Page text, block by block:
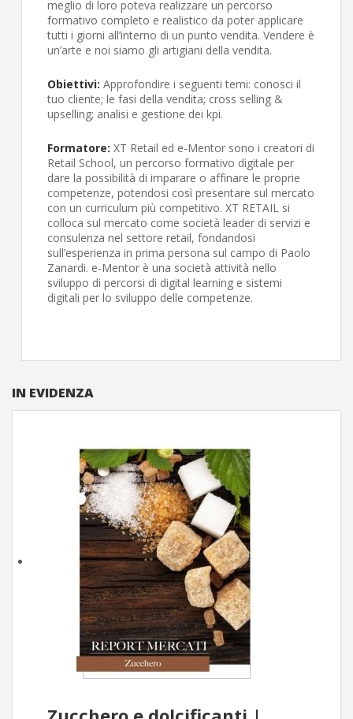
IN EVIDENZA
meglio di loro poteva realizzare un percorso
formativo completo e realistico da poter applicare
tutti i giorni all’interno di un punto vendita. Vendere è
un’arte e noi siamo gli artigiani della vendita.
Obiettivi: Approfondire i seguenti temi: conosci il
tuo cliente; le fasi della vendita; cross selling &
upselling; analisi e gestione dei kpi.
Formatore: XT Retail ed e-Mentor sono i creatori di
Retail School, un percorso formativo digitale per
dare la possibilità di imparare o affinare le proprie
competenze, potendosi così presentare sul mercato
con un curriculum più competitivo. XT RETAIL si
colloca sul mercato come società leader di servizi e
consulenza nel settore retail, fondandosi
sull’esperienza in prima persona sul campo di Paolo
Zanardi. e-Mentor è una società attività nello
sviluppo di percorsi di digital learning e sistemi
digitali per lo sviluppo delle competenze.